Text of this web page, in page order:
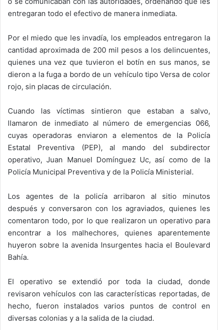
entregaran todo el efectivo de manera inmediata.
Por el miedo que les invadía, los empleados entregaron la
cantidad aproximada de 200 mil pesos a los delincuentes,
quienes una vez que tuvieron el botín en sus manos, se
dieron a la fuga a bordo de un vehículo tipo Versa de color
rojo, sin placas de circulación.
Cuando las víctimas sintieron que estaban a salvo,
llamaron de inmediato al número de emergencias 066,
cuyas operadoras enviaron a elementos de la Policía
Estatal Preventiva (PEP), al mando del subdirector
operativo, Juan Manuel Domínguez Uc, así como de la
Policía Municipal Preventiva y de la Policía Ministerial.
Los agentes de la policía arribaron al sitio minutos
después y conversaron con los agraviados, quienes les
comentaron todo, por lo que realizaron un operativo para
encontrar a los malhechores, quienes aparentemente
huyeron sobre la avenida Insurgentes hacia el Boulevard
Bahía.
El operativo se extendió por toda la ciudad, donde
revisaron vehículos con las características reportadas, de
hecho, fueron instalados varios puntos de control en
diversas colonias y a la salida de la ciudad.